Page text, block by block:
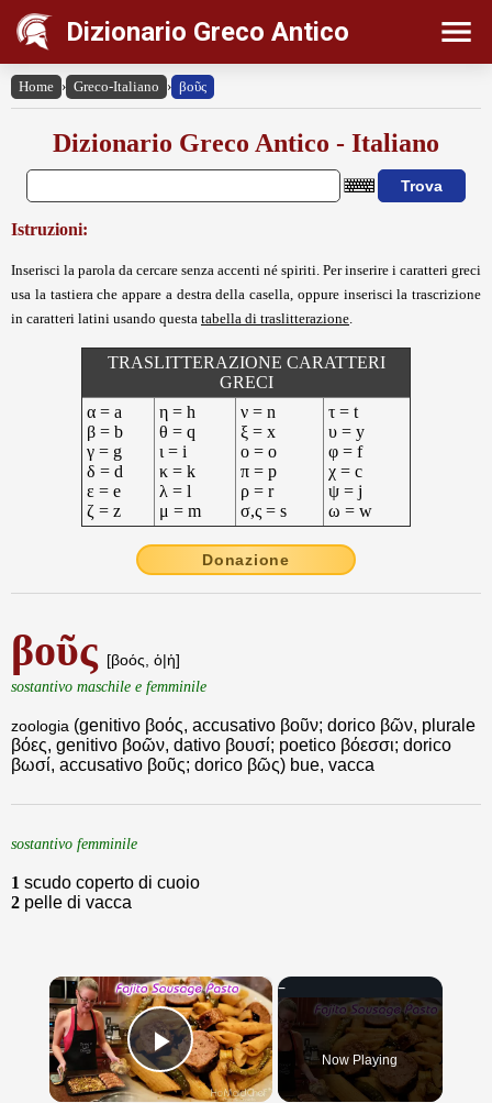
Dizionario Greco Antico
Home › Greco-Italiano › βοῦς
Dizionario Greco Antico - Italiano
Istruzioni:
Inserisci la parola da cercare senza accenti né spiriti. Per inserire i caratteri greci
usa la tastiera che appare a destra della casella, oppure inserisci la trascrizione
in caratteri latini usando questa tabella di traslitterazione
TRASLITTERAZIONE CARATTERI
GRECI
α = a
β = b
γ = g
δ = d
ε = e
ζ = z
η = h
θ = q
ι = i
κ = k
λ = l
μ = m
ν = n
ξ = x
ο = o
π = p
ρ = r
σ,ς = s
τ = t
υ = y
φ = f
χ = c
ψ = j
ω = w
Donazione
βοῦς [βοός, ὁ|ἡ]
sostantivo maschile e femminile
zoologia (genitivo βοός, accusativo βοῦν; dorico βῶν, plurale
βόες, genitivo βοῶν, dativo βουσί; poetico βόεσσι; dorico
βωσί, accusativo βοῦς; dorico βῶς) bue, vacca
sostantivo femminile
1 scudo coperto di cuoio
2 pelle di vacca
×
Play Video Now Playing